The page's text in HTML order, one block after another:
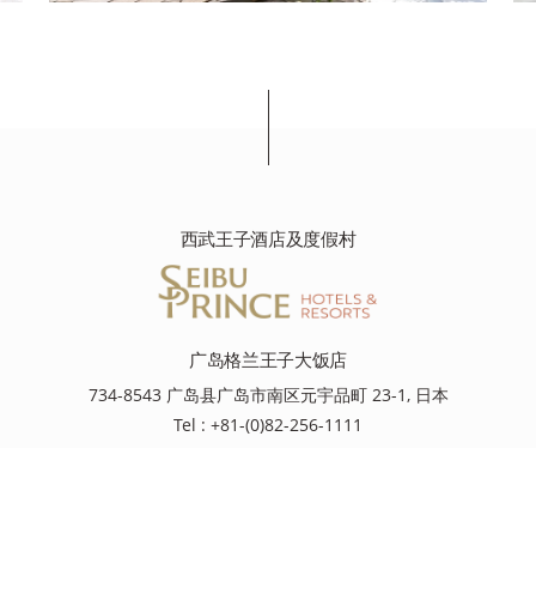
西武王子酒店及度假村
广岛格兰王子大饭店
734-8543 广岛县广岛市南区元宇品町 23-1, 日本
Tel : +81-(0)82-256-1111